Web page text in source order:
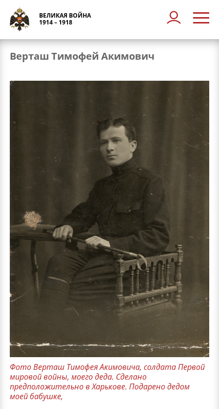
ВЕЛИКАЯ ВОЙНА
1914 – 1918
Верташ Тимофей Акимович
Фото Верташ Тимофея Акимовича, солдата Первой
мировой войны, моего деда. Сделано
предположительно в Харькове. Подарено дедом
моей бабушке,